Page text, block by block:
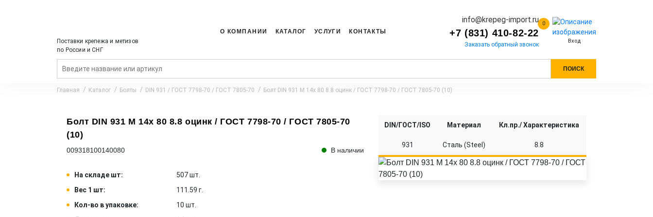
Поставки крепежа и метизов
по России и СНГ
О КОМПАНИИ КАТАЛОГ УСЛУГИ КОНТАКТЫ
info@krepeg-import.ru
+7 (831) 410-82-22
Заказать обратный звонок
0
Вход
ПОИСК
Главная Каталог Болты DIN 931 / ГОСТ 7798-70 / ГОСТ 7805-70 Болт DIN 931 M 14x 80 8.8 оцинк / ГОСТ 7798-70 / ГОСТ 7805-70 (10)
Болт DIN 931 M 14x 80 8.8 оцинк / ГОСТ 7798-70 / ГОСТ 7805-70
(10)
009318100140080 В наличии
На складе шт:
507 шт.
Вес 1 шт:
111.59 г.
Кол-во в упаковке:
10 шт.
DIN/ГОСТ/ISO Материал Кл.пр./ Характеристика
931 Сталь (Steel) 8.8